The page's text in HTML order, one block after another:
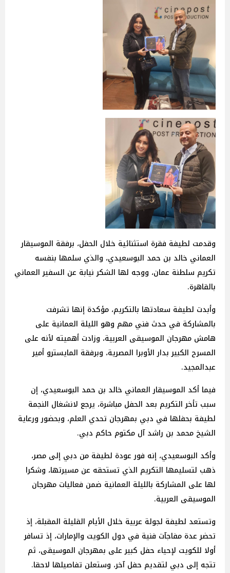
وقدمت لطيفة فقرة استثنائية خلال الحفل، برفقة الموسيقار
العماني خالد بن حمد البوسعيدي، والذي سلمها بنفسه
تكريم سلطنة عمان، ووجه لها الشكر نيابة عن السفير العماني
بالقاهرة.
وأبدت لطيفة سعادتها بالتكريم، مؤكدة إنها تشرفت
بالمشاركة في حدث فني مهم وهو الليلة العمانية على
هامش مهرجان الموسيقى العربية، وزادت أهميته لأنه على
المسرح الكبير بدار الأوبرا المصرية، وبرفقة المايسترو أمير
عبدالمجيد.
فيما أكد الموسيقار العماني خالد بن حمد البوسعيدي، إن
سبب تأخر التكريم بعد الحفل مباشرة، يرجع لانشغال النجمة
لطيفة بحفلها في دبي بمهرجان تحدي العلم، وبحضور ورعاية
الشيخ محمد بن راشد آل مكتوم حاكم دبي.
وأكد البوسعيدي، إنه فور عودة لطيفة من دبي إلى مصر،
ذهب لتسليمها التكريم الذي تستحقه عن مسيرتها، وشكرا
لها على المشاركة بالليلة العمانية ضمن فعاليات مهرجان
الموسيقى العربية.
وتستعد لطيفة لجولة عربية خلال الأيام القليلة المقبلة، إذ
تحضر عدة مفاجآت فنية في دول الكويت والإمارات، إذ تسافر
أولا للكويت لإحياء حفل كبير على بمهرجان الموسيقى، ثم
تتجه إلى دبي لتقديم حفل آخر، وستعلن تفاصيلها لاحقا.